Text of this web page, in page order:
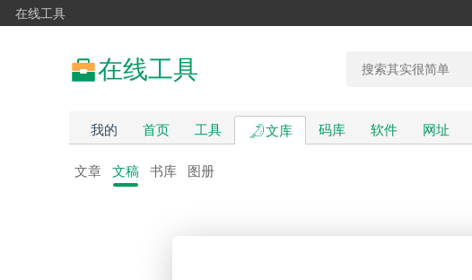
在线工具
在线工具
我的 首页 工具 文库 码库 软件 网址
文章 文稿 书库 图册